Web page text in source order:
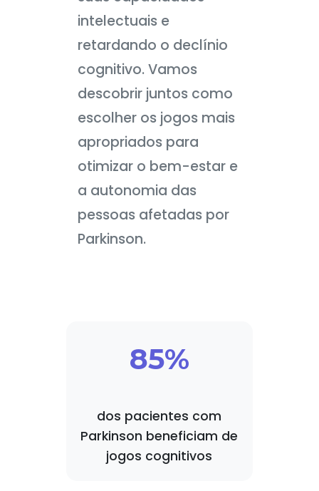
intelectuais e
retardando o declínio
cognitivo. Vamos
descobrir juntos como
escolher os jogos mais
apropriados para
otimizar o bem-estar e
a autonomia das
pessoas afetadas por
Parkinson.
85%
dos pacientes com
Parkinson beneficiam de
jogos cognitivos